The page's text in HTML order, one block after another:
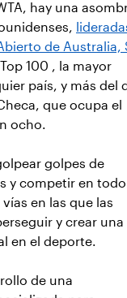
hay una
de Australia,
100 , la mayor
país, y más del
que ocupa el
ocho.
golpes de
y competir en todo
en las que las
y crear una
en el deporte.
de una